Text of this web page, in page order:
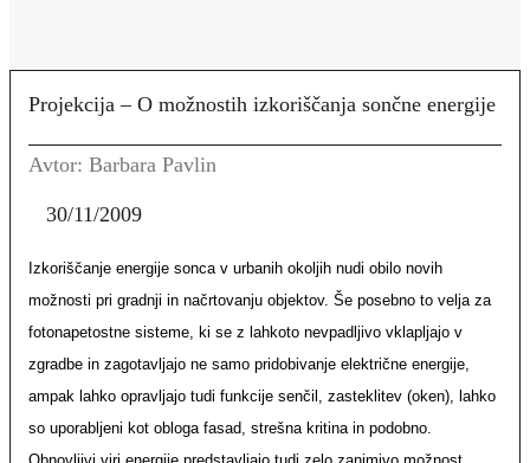
Projekcija – O možnostih izkoriščanja sončne energije
Avtor: Barbara Pavlin
30/11/2009
Izkoriščanje energije sonca v urbanih okoljih nudi obilo novih
možnosti pri gradnji in načrtovanju objektov. Še posebno to velja za
fotonapetostne sisteme, ki se z lahkoto nevpadljivo vklapljajo v
zgradbe in zagotavljajo ne samo pridobivanje električne energije,
ampak lahko opravljajo tudi funkcije senčil, zasteklitev (oken), lahko
so uporabljeni kot obloga fasad, strešna kritina in podobno.